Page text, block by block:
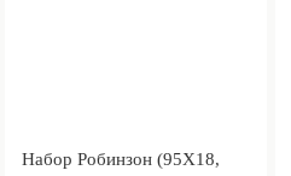
Набор Робинзон (95Х18,